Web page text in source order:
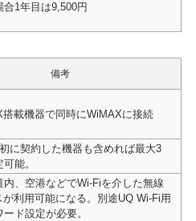
1年目は9,500円
備考
載機器で同時にWiMAXに接続
に契約した機器も含めれば最大3
能。
内、空港などでWi-Fiを介した無線
が利用可能になる。別途UQ Wi-Fi用
ド設定が必要。